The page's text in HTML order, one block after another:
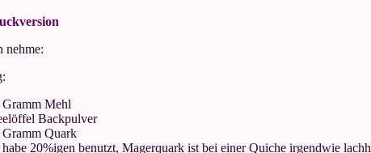
nehme:
Gramm Mehl
Backpulver
Gramm Quark
20%igen benutzt, Magerquark ist bei einer Quiche irgendwie